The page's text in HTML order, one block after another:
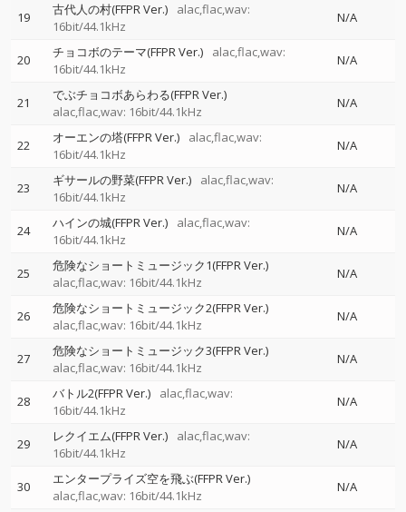
19 古代人の村(FFPR Ver.)
alac,flac,wav:
16bit/44.1kHz
N/A
20 チョコボのテーマ(FFPR Ver.)
alac,flac,wav:
16bit/44.1kHz
N/A
21
でぶチョコボあらわる(FFPR Ver.)
alac,flac,wav: 16bit/44.1kHz
N/A
22 オーエンの塔(FFPR Ver.)
alac,flac,wav:
16bit/44.1kHz
N/A
23 ギサールの野菜(FFPR Ver.)
alac,flac,wav:
16bit/44.1kHz
N/A
24 ハインの城(FFPR Ver.)
alac,flac,wav:
16bit/44.1kHz
N/A
25
危険なショートミュージック1(FFPR Ver.)
alac,flac,wav: 16bit/44.1kHz
N/A
26
危険なショートミュージック2(FFPR Ver.)
alac,flac,wav: 16bit/44.1kHz
N/A
27
危険なショートミュージック3(FFPR Ver.)
alac,flac,wav: 16bit/44.1kHz
N/A
28 バトル2(FFPR Ver.)
alac,flac,wav:
16bit/44.1kHz
N/A
29 レクイエム(FFPR Ver.)
alac,flac,wav:
16bit/44.1kHz
N/A
30
エンタープライズ空を飛ぶ(FFPR Ver.)
alac,flac,wav: 16bit/44.1kHz
N/A